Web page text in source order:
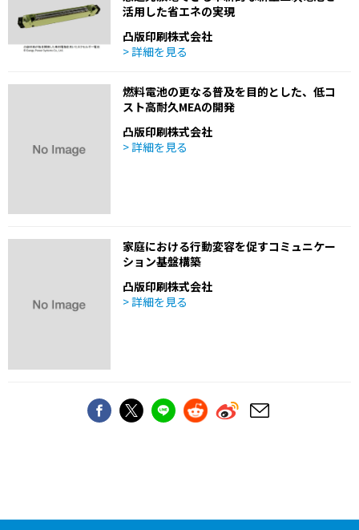
活用した省エネの実現
凸版印刷株式会社
> 詳細を見る
燃料電池の更なる普及を目的とした、低コ
スト高耐久MEAの開発
凸版印刷株式会社
> 詳細を見る
家庭における行動変容を促すコミュニケー
ション基盤構築
凸版印刷株式会社
> 詳細を見る